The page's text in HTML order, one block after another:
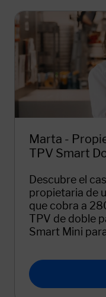
Marta -
TPV Smart
Descubre el
propietaria de
que cobra a
TPV de doble
Smart Mini